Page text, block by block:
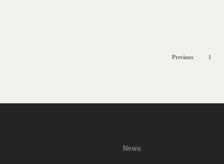
Previous 1
News